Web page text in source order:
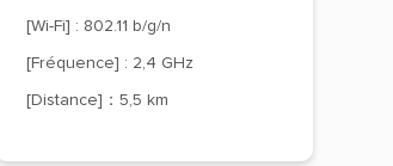
[Wi-Fi] : 802.11 b/g/n
[Fréquence] : 2,4 GHz
[Distance]：5,5 km